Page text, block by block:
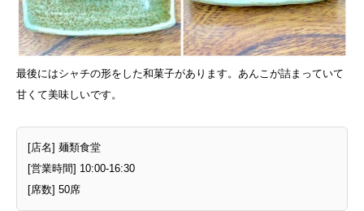
最後にはシャチの形をした和菓子があります。あんこが詰まっていて
甘くて美味しいです。
[店名] 麺類食堂
[営業時間] 10:00-16:30
[席数] 50席